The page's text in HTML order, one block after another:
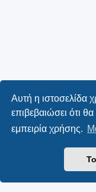
Αυτή η ιστοσελίδα
επιβεβαιώσει ότι
εμπειρία χρήσης.